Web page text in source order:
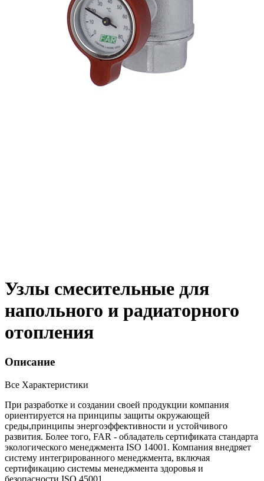
Узлы смесительные для
напольного и радиаторного
отопления
Описание
Все Характеристики
При разработке и создании своей продукции компания
ориентируется на принципы защиты окружающей
среды,принципы энергоэффективности и устойчивого
развития. Более того, FAR - обладатель сертификата стандарта
экологического менеджмента ISO 14001. Компания внедряет
систему интегрированного менеджмента, включая
сертификацию системы менеджмента здоровья и